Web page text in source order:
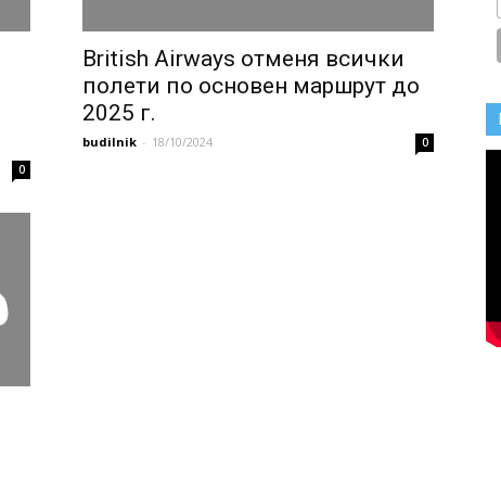
0
British Airways отменя всички
полети по основен маршрут до
2025 г.
budilnik - 18/10/2024 0